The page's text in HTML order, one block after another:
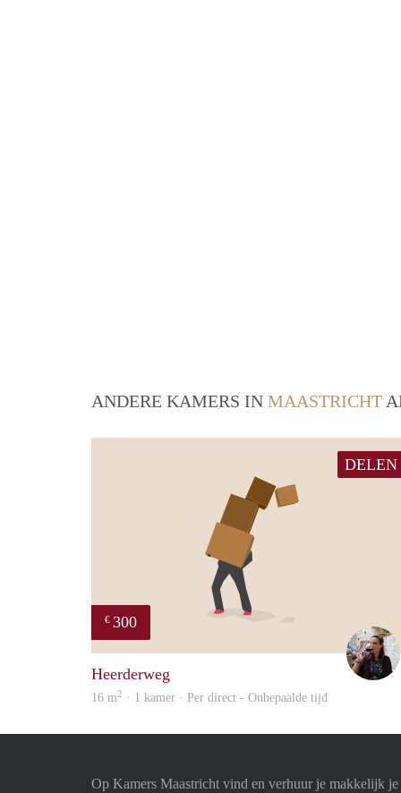
ANDERE KAMERS IN MAASTRICHT
DELEN
€ 300
Heerderweg
16 m2 · 1 kamer · Per direct - Onbepaalde tijd
Op Kamers Maastricht vind en verhuur je makkelijk